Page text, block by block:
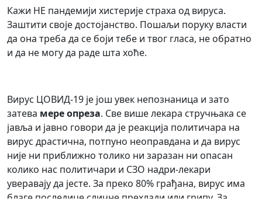
Кажи НЕ пандемији хистерије страха од вируса.
Заштити своје достојанство. Пошаљи поруку власти
да она треба да се боји тебе и твог гласа, не обратно
и да не могу да раде шта хоће.
Вирус ЦОВИД-19 је још увек непознаница и зато
затева мере опреза. Све више лекара стручњака се
јавља и јавно говори да је реакција политичара на
вирус драстична, потпуно неоправдана и да вирус
није ни приближно толико ни заразан ни опасан
колико нас политичари и СЗО надри-лекари
уверавају да јесте. За преко 80% грађана, вирус има
благе последице сличне прехлади или грипу. За